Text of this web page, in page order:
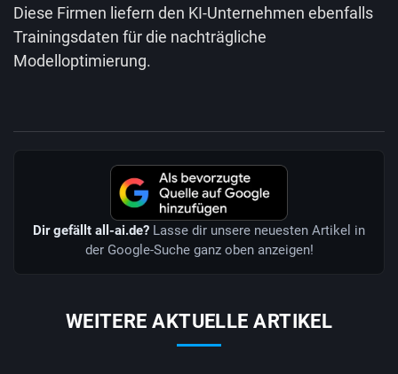
Diese Firmen liefern den KI-Unternehmen ebenfalls
Trainingsdaten für die nachträgliche
Modelloptimierung.
Dir gefällt all-ai.de? Lasse dir unsere neuesten Artikel in
der Google-Suche ganz oben anzeigen!
WEITERE AKTUELLE ARTIKEL